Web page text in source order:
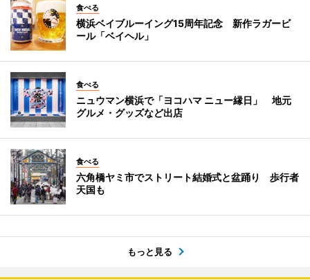
食べる
横浜ベイブルーイング15周年記念 新作ラガービ
ール「ベイヘル」
食べる
ニュウマン横浜で「ヨコハマ ニュー縁日」 地元
グルメ・グッズなど出店
食べる
六角橋ヤミ市でストリート結婚式と盆踊り 歩行者
天国も
もっと見る